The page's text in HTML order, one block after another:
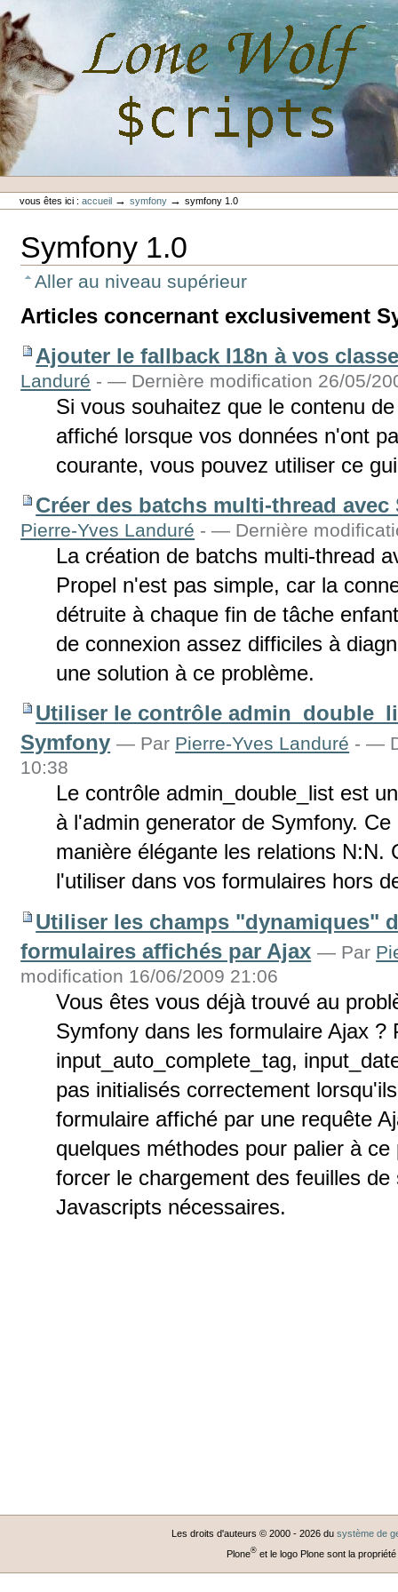
au
contenu.
Aller
à
la
navigation
Outils
personnels
vous êtes ici : accueil →symfony →symfony 1.0
Symfony 1.0
Aller au niveau supérieur
Articles concernant exclusivement
Ajouter le fallback I18n à vos
Landuré - — Dernière modification 26/05/
Si vous souhaitez que le contenu
affiché lorsque vos données n'ont
courante, vous pouvez utiliser ce
Créer des batchs multi-thread
Pierre-Yves Landuré - — Dernière
La création de batchs multi-thread
Propel n'est pas simple, car la
détruite à chaque fin de tâche
de connexion assez difficiles à
une solution à ce problème.
Utiliser le contrôle
Symfony — Par Pierre-Yves Landuré - —
10:38
Le contrôle admin_double_list est
à l'admin generator de Symfony.
manière élégante les relations N:N.
l'utiliser dans vos formulaires hors
Utiliser les champs "dynamiques"
formulaires affichés par Ajax — Par
modification 16/06/2009 21:06
Vous êtes vous déjà trouvé au
Symfony dans les formulaire Ajax ?
input_auto_complete_tag,
pas initialisés correctement
formulaire affiché par une requête
quelques méthodes pour palier à
forcer le chargement des feuilles
Javascripts nécessaires.
Les droits d'auteurs © 2000 - 2026 du système de
Plone®et le logo Plone sont la